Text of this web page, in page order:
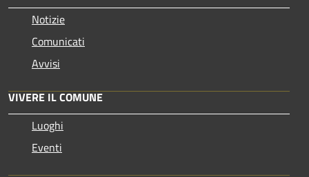
Notizie
Comunicati
Avvisi
VIVERE IL COMUNE
Luoghi
Eventi